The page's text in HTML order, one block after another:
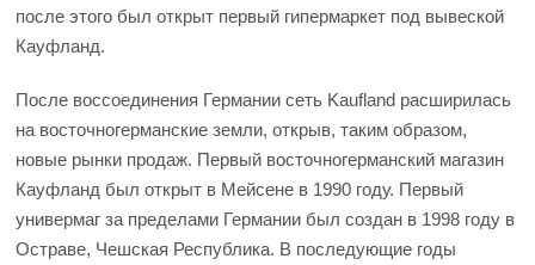
после этого был открыт первый гипермаркет под вывеской
Кауфланд.
После воссоединения Германии сеть Kaufland расширилась
на восточногерманские земли, открыв, таким образом,
новые рынки продаж. Первый восточногерманский магазин
Кауфланд был открыт в Мейсене в 1990 году. Первый
универмаг за пределами Германии был создан в 1998 году в
Остраве, Чешская Республика. В последующие годы